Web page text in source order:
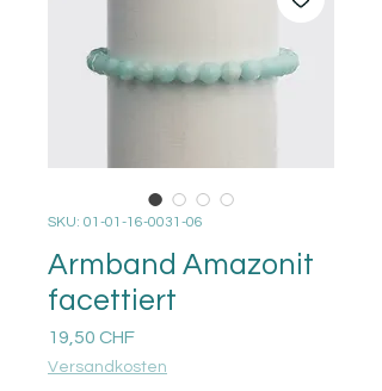
SKU: 01-01-16-0031-06
Armband Amazonit
facettiert
19,50 CHFPrezzo
Versandkosten